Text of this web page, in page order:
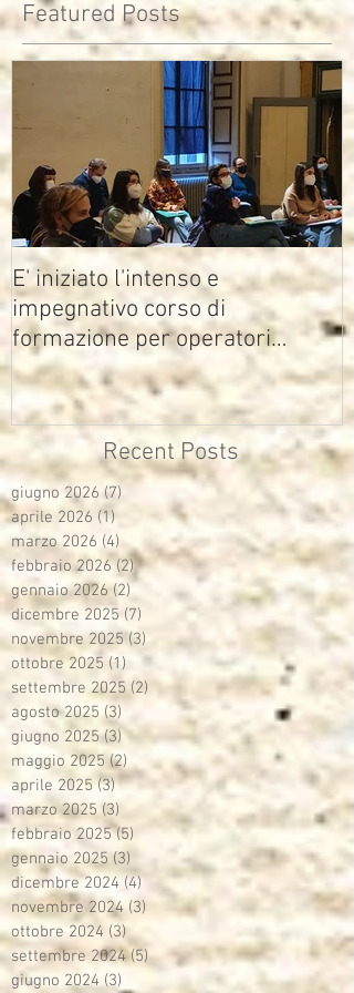
Featured Posts
E' iniziato l'intenso e
impegnativo corso di
formazione per operatori
multimediali Avisco
Recent Posts
giugno 2026 (7)
aprile 2026 (1)1 post
marzo 2026 (4)4 post
febbraio 2026 (2)2 post
gennaio 2026 (2)
dicembre 2025 (7)
novembre 2025 (3) 3 post
ottobre 2025 (1) 1 post
settembre 2025 (2) 2 post
agosto 2025 (3)
giugno 2025 (3) 3 post
maggio 2025 (2) 2 post
aprile 2025 (3)3 post
marzo 2025 (3) 3 post
febbraio 2025 (5) 5 post
gennaio 2025 (3) 3 post
dicembre 2024 (4) 4 post
novembre 2024 (3) 3 post
ottobre 2024 (3)3 post
settembre 2024 (5)5 post
giugno 2024 (3)